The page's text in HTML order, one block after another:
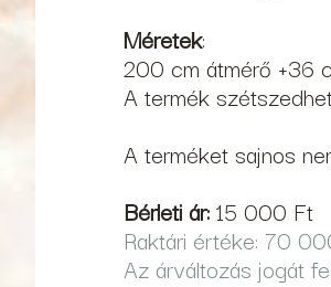
Méretek:
200 cm átmérő +36
A termék
A terméket sajnos
Bérleti ár:15 000 Ft
Raktári értéke: 70
Az árváltozás jogát